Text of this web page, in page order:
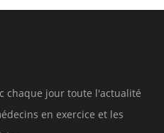
chaque jour toute l'actualité
en exercice et les